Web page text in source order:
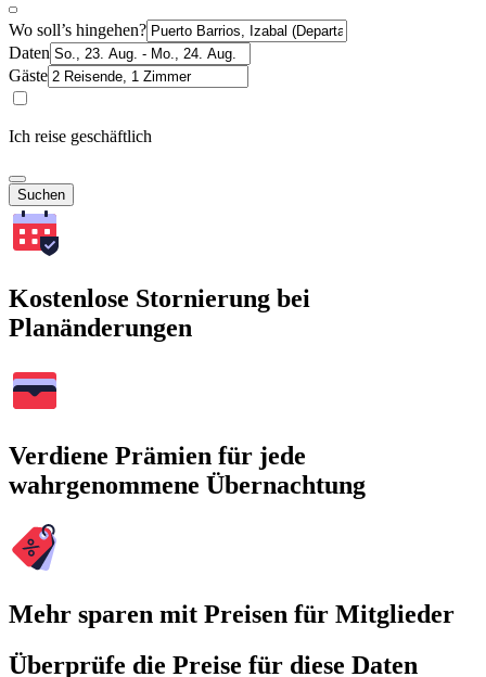
Wo soll’s hingehen?
Daten
Gäste
Ich reise geschäftlich
Suchen
Kostenlose Stornierung bei
Planänderungen
Verdiene Prämien für jede
wahrgenommene Übernachtung
Mehr sparen mit Preisen für Mitglieder
Überprüfe die Preise für diese Daten